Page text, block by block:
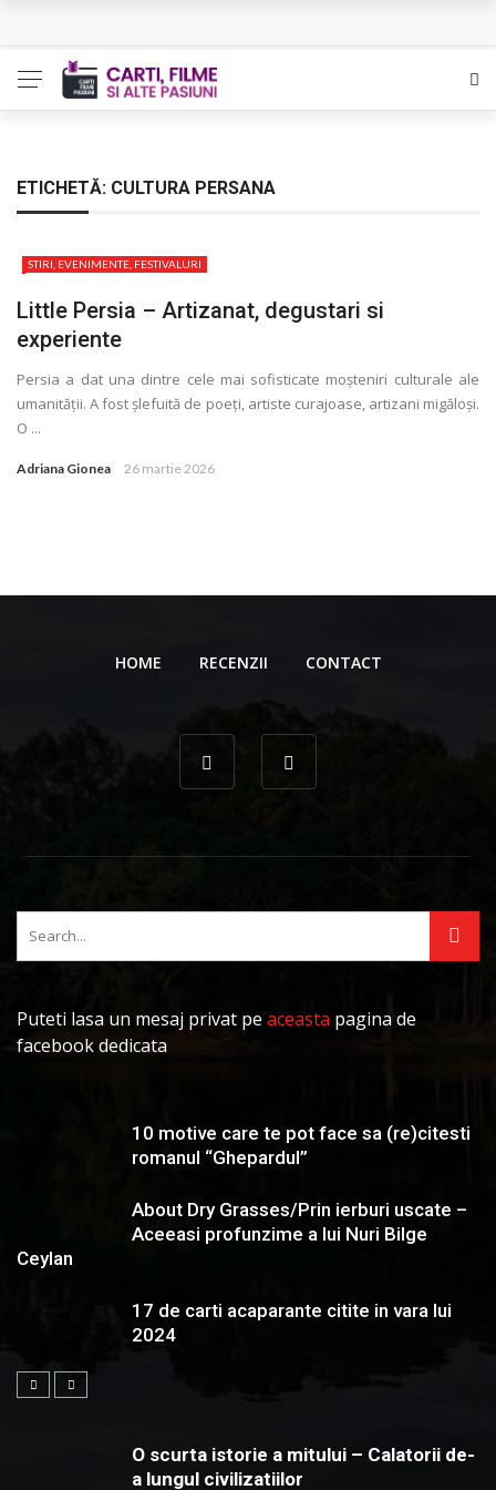
The Man Who Sold Air in the Holy Land – Generatia care
Queer – Un Burroughs sentimental
Luati-ma drept un vis. Povestiri in K. minor – Dor de Kafka
ETICHETĂ: CULTURA PERSANA
STIRI, EVENIMENTE, FESTIVALURI
Little Persia – Artizanat, degustari si
experiente
Persia a dat una dintre cele mai sofisticate moșteniri culturale ale
umanității. A fost șlefuită de poeți, artiste curajoase, artizani migăloși.
O ...
Adriana Gionea 26 martie 2026
HOME RECENZII CONTACT
Puteti lasa un mesaj privat pe aceasta pagina de
facebook dedicata
10 motive care te pot face sa (re)citesti
romanul “Ghepardul”
About Dry Grasses/Prin ierburi uscate –
Aceeasi profunzime a lui Nuri Bilge
Ceylan
17 de carti acaparante citite in vara lui
2024
O scurta istorie a mitului – Calatorii de-
a lungul civilizatiilor